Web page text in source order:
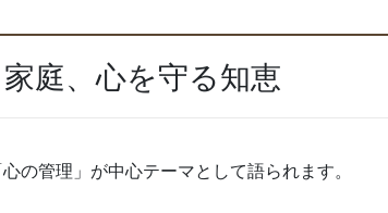
庭、心を守る知恵
の管理」が中心テーマとして語られます。